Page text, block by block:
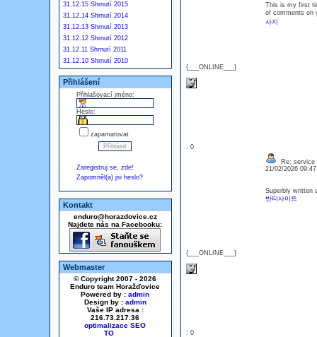
31.12.15 Shrnutí 2015
31.12.14 Shrnutí 2014
31.12.13 Shrnutí 2013
31.12.12 Shrnutí 2012
31.12.11 Shrnutí 2011
31.12.10 Shrnutí 2010
Přihlášení
Přihlašovací jméno:
Heslo:
zapamatovat
Zaregistruj se, zde!
Zapomněl(a) jsi heslo?
Kontakt
enduro@horazdovice.cz
Najdete nás na Facebooku:
Webmaster
© Copyright 2007 - 2026
Enduro team Horažďovice
Powered by : admin
Design by : admin
Vaše IP adresa :
216.73.217.36
optimalizace SEO
{___ONLINE___}
This is my first
of comments on
사지
: 0
{___ONLINE___}
Re: service
21/02/2026
Superbly written
반티사이트
: 0